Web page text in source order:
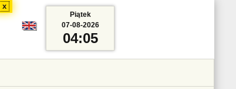
x
Piątek
07-08-2026
04:05